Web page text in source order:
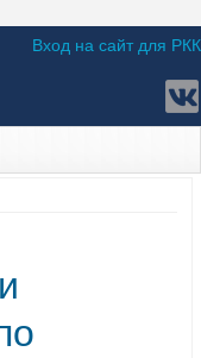
Вход на сайт для РКК